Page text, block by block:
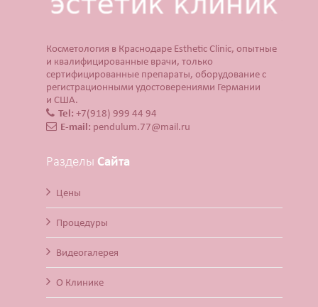
Косметология в Краснодаре Esthetic Clinic, опытные
и квалифицированные врачи, только
сертифицированные препараты, оборудование с
регистрационными удостоверениями Германии
и США.
Tel: +7(918) 999 44 94
E-mail: pendulum.77@mail.ru
Разделы Сайта
Цены
Процедуры
Видеогалерея
О Клинике